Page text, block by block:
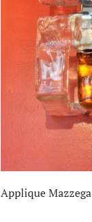
Applique Mazzega